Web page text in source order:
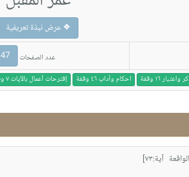
❖ عرض نبذة تعريفية
عدد الصفحات 47
واعتبار ١٦ وقفة احكام وآداب ٤٦ وقفة إقترحات أعمال بالآيات ٧ وقفات
آية:٧٣]